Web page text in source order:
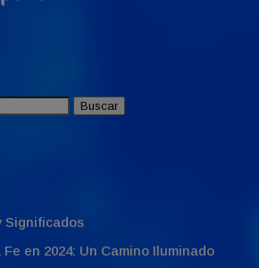
Buscar
Significados
en 2024: Un Camino Iluminado